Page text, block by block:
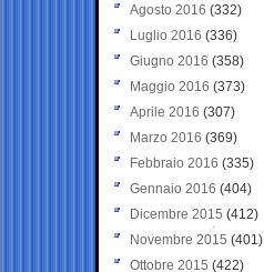
Agosto 2016 (332)
Luglio 2016 (336)
Giugno 2016 (358)
Maggio 2016 (373)
Aprile 2016 (307)
Marzo 2016 (369)
Febbraio 2016 (335)
Gennaio 2016 (404)
Dicembre 2015 (412)
Novembre 2015 (401)
Ottobre 2015 (422)